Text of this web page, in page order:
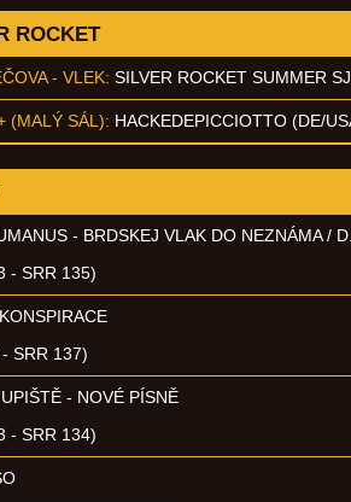
ROCKET
- VLEK: SILVER ROCKET SUMMER
(MALÝ SÁL): HACKEDEPICCIOTTO (DE/
- BRDSKEJ VLAK DO NEZNÁMA /
- SRR 135)
SRR 137)
- NOVÉ PÍSNĚ
- SRR 134)